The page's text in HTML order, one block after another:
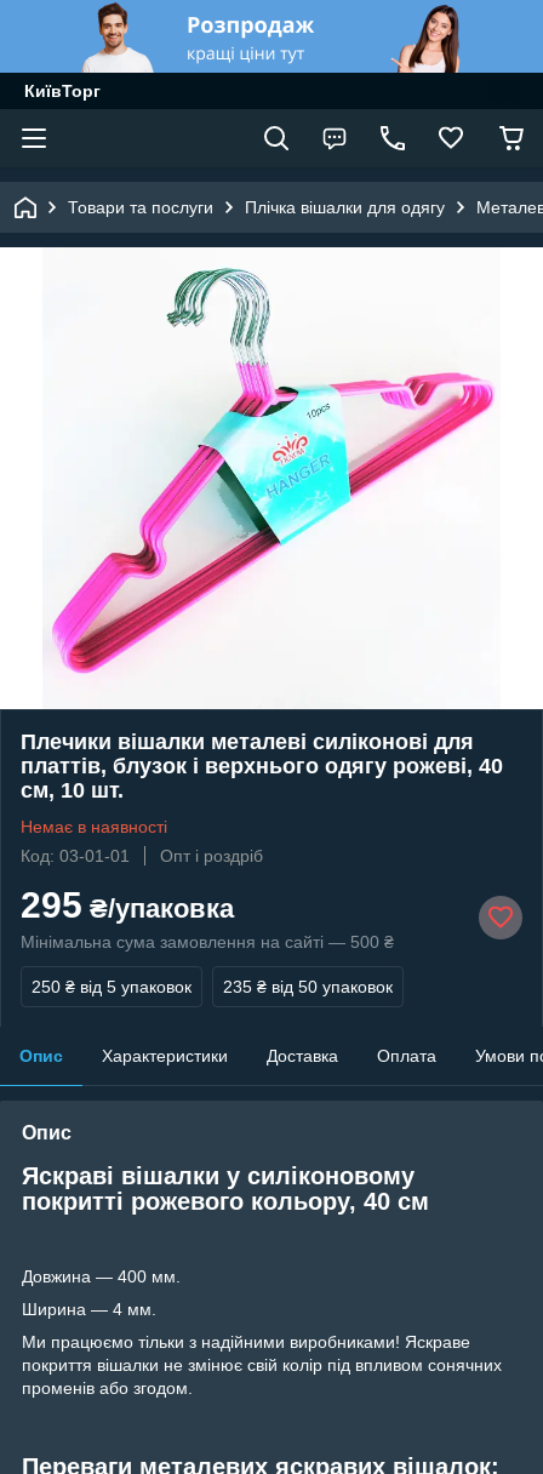
КиївТорг
Товари та послуги Плічка вішалки для одягу
Плечики вішалки металеві силіконові для
платтів, блузок і верхнього одягу рожеві, 40
см, 10 шт.
Немає в наявності
Код: 03-01-01
Опт і роздріб
295 ₴/упаковка
Мінімальна сума замовлення на сайті — 500 ₴
250 ₴ від 5 упаковок 235 ₴ від 50 упаковок
Опис Характеристики Доставка Оплата Умови
Опис
Яскраві вішалки у силіконовому
покритті рожевого кольору, 40 см
Довжина — 400 мм.
Ширина — 4 мм.
Ми працюємо тільки з надійними виробниками! Яскраве
покриття вішалки не змінює свій колір під впливом сонячних
променів або згодом.
Переваги металевих яскравих вішалок: